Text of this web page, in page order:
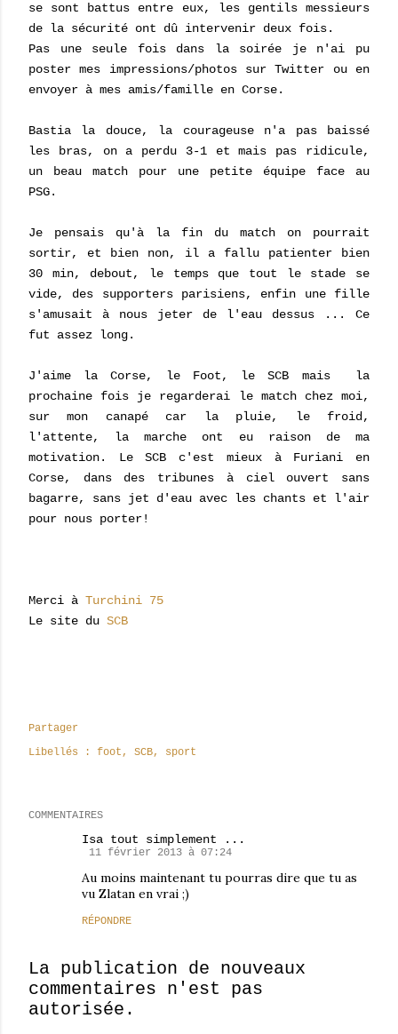
se sont battus entre eux, les gentils messieurs
de la sécurité ont dû intervenir deux fois.
Pas une seule fois dans la soirée je n'ai pu
poster mes impressions/photos sur Twitter ou en
envoyer à mes amis/famille en Corse.
Bastia la douce, la courageuse n'a pas baissé
les bras, on a perdu 3-1 et mais pas ridicule,
un beau match pour une petite équipe face au
PSG.
Je pensais qu'à la fin du match on pourrait
sortir, et bien non, il a fallu patienter bien
30 min, debout, le temps que tout le stade se
vide, des supporters parisiens, enfin une fille
s'amusait à nous jeter de l'eau dessus ... Ce
fut assez long.
J'aime la Corse, le Foot, le SCB mais la
prochaine fois je regarderai le match chez moi,
sur mon canapé car la pluie, le froid,
l'attente, la marche ont eu raison de ma
motivation. Le SCB c'est mieux à Furiani en
Corse, dans des tribunes à ciel ouvert sans
bagarre, sans jet d'eau avec les chants et l'air
pour nous porter!
Merci à Turchini 75
Le site du SCB
Partager
Libellés :
foot SCB sport
COMMENTAIRES
Isa tout simplement ...
11 février 2013 à 07:24
Au moins maintenant tu pourras dire que tu as
vu Zlatan en vrai ;)
RÉPONDRE
La publication de nouveaux
commentaires n'est pas
autorisée.